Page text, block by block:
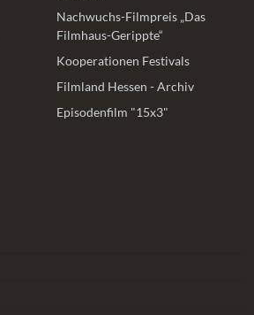
Nachwuchs-Filmpreis „Das
Filmhaus-Gerippte“
Kooperationen Festivals
Filmland Hessen - Archiv
Episodenfilm "15x3"